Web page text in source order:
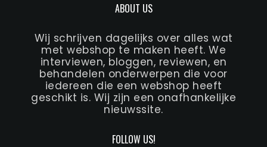
ABOUT US
Wij schrijven dagelijks over alles wat
met webshop te maken heeft. We
interviewen, bloggen, reviewen, en
behandelen onderwerpen die voor
iedereen die een webshop heeft
geschikt is. Wij zijn een onafhankelijke
nieuwssite.
FOLLOW US!